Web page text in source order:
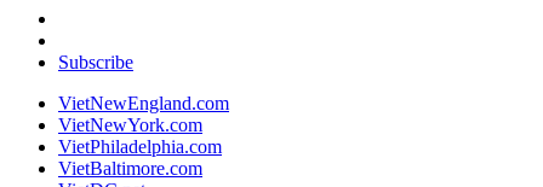
Subscribe
VietNewEngland.com
VietNewYork.com
VietPhiladelphia.com
VietBaltimore.com